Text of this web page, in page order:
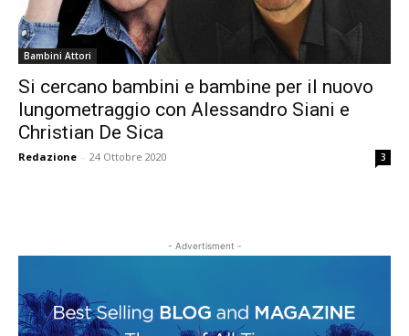
Bambini Attori
Si cercano bambini e bambine per il nuovo
lungometraggio con Alessandro Siani e
Christian De Sica
Redazione - 24 Ottobre 2020 3
- Advertisment -